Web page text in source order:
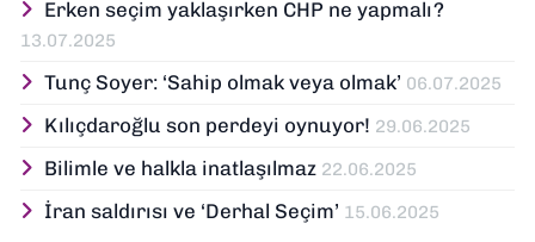
Erken seçim yaklaşırken CHP ne yapmalı?
13.07.2025
Tunç Soyer: ‘Sahip olmak veya olmak’ 06.07.2025
Kılıçdaroğlu son perdeyi oynuyor! 29.06.2025
Bilimle ve halkla inatlaşılmaz 22.06.2025
İran saldırısı ve ‘Derhal Seçim’ 15.06.2025